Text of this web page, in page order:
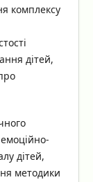
комплексу
дітей,
дітей,
методики